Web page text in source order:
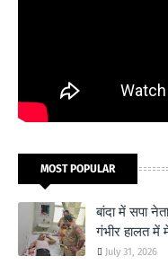
MOST POPULAR
बांदा में सपा
गंभीर हालत में
July 31, 2026